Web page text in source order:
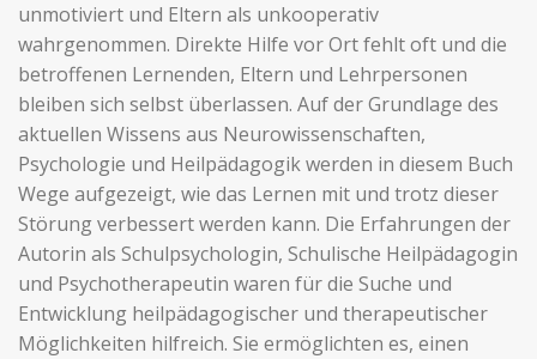
unmotiviert und Eltern als unkooperativ
wahrgenommen. Direkte Hilfe vor Ort fehlt oft und die
betroffenen Lernenden, Eltern und Lehrpersonen
bleiben sich selbst überlassen. Auf der Grundlage des
aktuellen Wissens aus Neurowissenschaften,
Psychologie und Heilpädagogik werden in diesem Buch
Wege aufgezeigt, wie das Lernen mit und trotz dieser
Störung verbessert werden kann. Die Erfahrungen der
Autorin als Schulpsychologin, Schulische Heilpädagogin
und Psychotherapeutin waren für die Suche und
Entwicklung heilpädagogischer und therapeutischer
Möglichkeiten hilfreich. Sie ermöglichten es, einen